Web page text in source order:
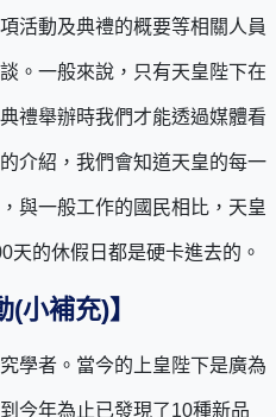
活動及典禮的概要等相關人員
。一般來說，只有天皇陛下在
禮舉辦時我們才能透過媒體看
介紹，我們會知道天皇的每一
與一般工作的國民相比，天皇
天的休假日都是硬卡進去的。
(小補充)】
學者。當今的上皇陛下是廣為
今年為止已發現了10種新品